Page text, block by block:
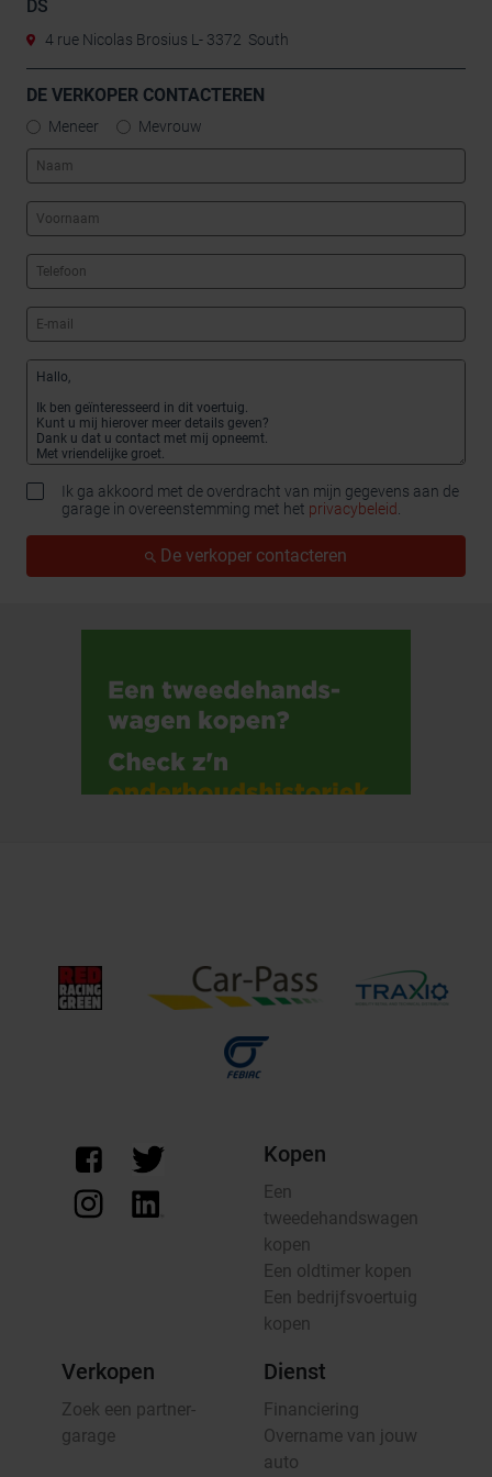
DS
4 rue Nicolas Brosius L- 3372 South
DE VERKOPER CONTACTEREN
Meneer Mevrouw
Ik ga akkoord met de overdracht van mijn gegevens aan de
garage in overeenstemming met het privacybeleid.
De verkoper contacteren
Kopen
Een
tweedehandswagen
kopen
Een oldtimer kopen
Een bedrijfsvoertuig
kopen
Verkopen
Zoek een partner-
garage
Dienst
Financiering
Overname van jouw
auto